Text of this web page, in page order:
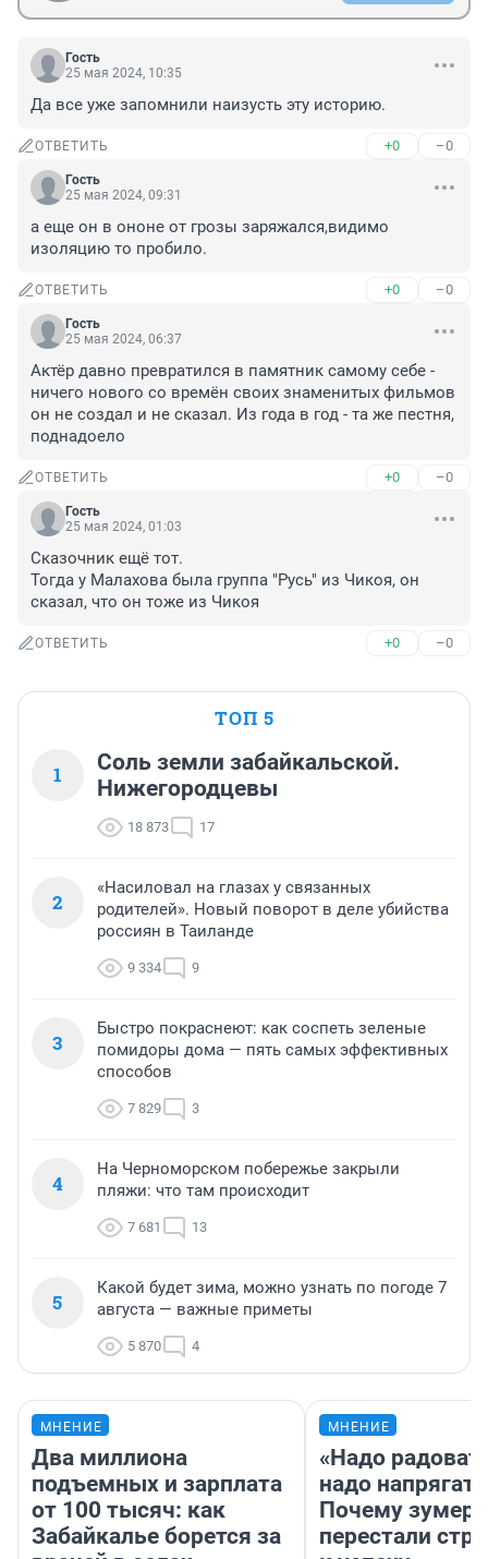
Гость
25 мая 2024, 10:35
Да все уже запомнили наизусть эту историю.
ОТВЕТИТЬ +0 –0
Гость
25 мая 2024, 09:31
а еще он в ононе от грозы заряжался,видимо
изоляцию то пробило.
ОТВЕТИТЬ +0 –0
Гость
25 мая 2024, 06:37
Актёр давно превратился в памятник самому себе -
ничего нового со времён своих знаменитых фильмов
он не создал и не сказал. Из года в год - та же пестня,
поднадоело
ОТВЕТИТЬ +0 –0
Гость
25 мая 2024, 01:03
Сказочник ещё тот.
Тогда у Малахова была группа "Русь" из Чикоя, он
сказал, что он тоже из Чикоя
ОТВЕТИТЬ +0 –0
ТОП 5
1
Соль земли забайкальской.
Нижегородцевы
18 873 17
2
«Насиловал на глазах у связанных
родителей». Новый поворот в деле убийства
россиян в Таиланде
9 334 9
3
Быстро покраснеют: как соспеть зеленые
помидоры дома — пять самых эффективных
способов
7 829 3
4
На Черноморском побережье закрыли
пляжи: что там происходит
7 681 13
5
Какой будет зима, можно узнать по погоде 7
августа — важные приметы
5 870 4
МНЕНИЕ
Два миллиона
подъемных и зарплата
от 100 тысяч: как
Забайкалье борется за
МНЕНИЕ
«Надо
надо
Почему
перестали